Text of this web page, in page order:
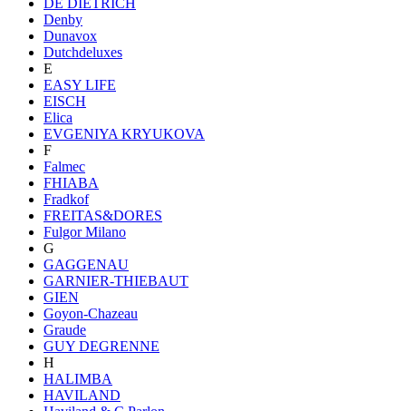
Denby
Dunavox
Dutchdeluxes
E
EASY LIFE
EISCH
Elica
EVGENIYA KRYUKOVA
F
Falmec
FHIABA
Fradkof
FREITAS&DORES
Fulgor Milano
G
GAGGENAU
GARNIER-THIEBAUT
GIEN
Goyon-Chazeau
Graude
GUY DEGRENNE
H
HALIMBA
HAVILAND